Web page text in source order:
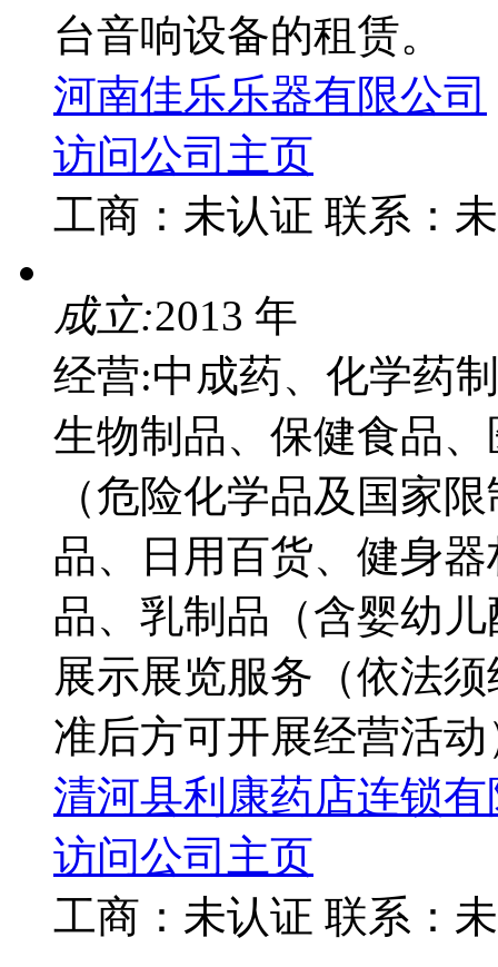
台音响设备的租赁。
河南佳乐乐器有限公司
访问公司主页
工商： 未认证 联系：
成立:2013 年
经营:中成药、化学药
生物制品、保健食品
（危险化学品及国家
品、日用百货、健身
品、乳制品（含婴幼
展示展览服务（依法
准后方可开展经营活
清河县利康药店连锁
访问公司主页
工商： 未认证 联系：